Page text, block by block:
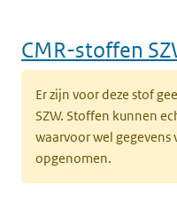
CMR-stoffen
Er zijn voor deze stof
SZW. Stoffen kunnen
waarvoor wel gegevens
opgenomen.